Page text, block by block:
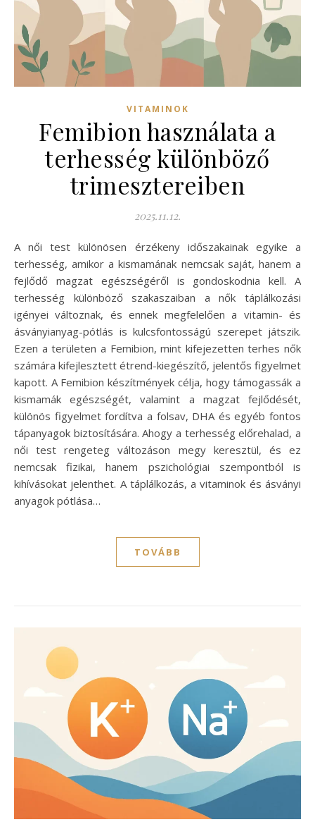
VITAMINOK
Femibion használata a
terhesség különböző
trimesztereiben
2025.11.12.
A női test különösen érzékeny időszakainak egyike a
terhesség, amikor a kismamának nemcsak saját, hanem a
fejlődő magzat egészségéről is gondoskodnia kell. A
terhesség különböző szakaszaiban a nők táplálkozási
igényei változnak, és ennek megfelelően a vitamin- és
ásványianyag-pótlás is kulcsfontosságú szerepet játszik.
Ezen a területen a Femibion, mint kifejezetten terhes nők
számára kifejlesztett étrend-kiegészítő, jelentős figyelmet
kapott. A Femibion készítmények célja, hogy támogassák a
kismamák egészségét, valamint a magzat fejlődését,
különös figyelmet fordítva a folsav, DHA és egyéb fontos
tápanyagok biztosítására. Ahogy a terhesség előrehalad, a
női test rengeteg változáson megy keresztül, és ez
nemcsak fizikai, hanem pszichológiai szempontból is
kihívásokat jelenthet. A táplálkozás, a vitaminok és ásványi
anyagok pótlása…
TOVÁBB